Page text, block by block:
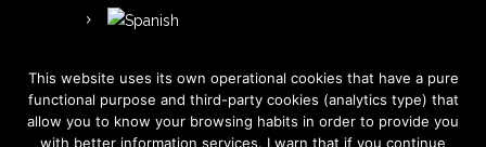
This website uses its own operational cookies that have a pure
functional purpose and third-party cookies (analytics type) that
allow you to know your browsing habits in order to provide you
with better information services. I warn that if you continue